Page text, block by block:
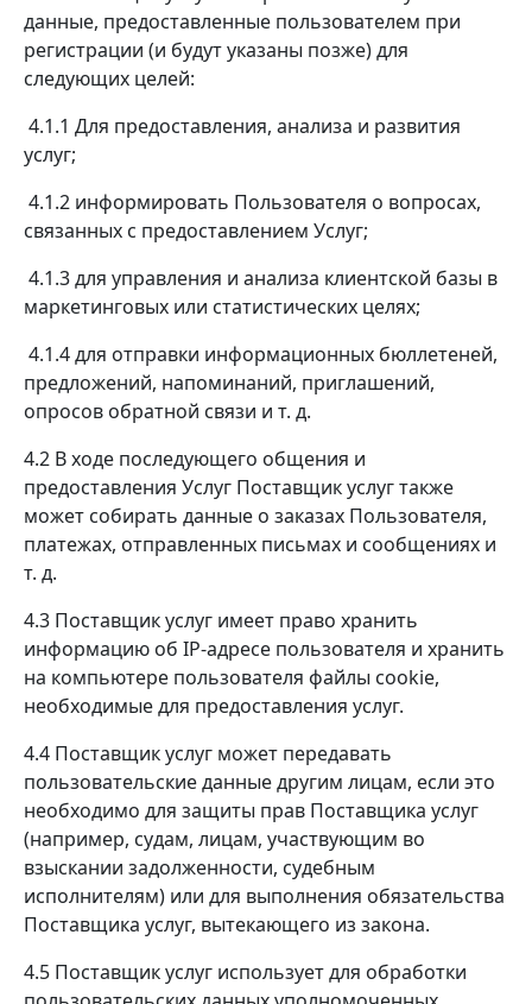
данные, предоставленные пользователем при
регистрации (и будут указаны позже) для
следующих целей:
4.1.1 Для предоставления, анализа и развития
услуг;
4.1.2 информировать Пользователя о вопросах,
связанных с предоставлением Услуг;
4.1.3 для управления и анализа клиентской базы в
маркетинговых или статистических целях;
4.1.4 для отправки информационных бюллетеней,
предложений, напоминаний, приглашений,
опросов обратной связи и т. д.
4.2 В ходе последующего общения и
предоставления Услуг Поставщик услуг также
может собирать данные о заказах Пользователя,
платежах, отправленных письмах и сообщениях и
т. д.
4.3 Поставщик услуг имеет право хранить
информацию об IP-адресе пользователя и хранить
на компьютере пользователя файлы cookie,
необходимые для предоставления услуг.
4.4 Поставщик услуг может передавать
пользовательские данные другим лицам, если это
необходимо для защиты прав Поставщика услуг
(например, судам, лицам, участвующим во
взыскании задолженности, судебным
исполнителям) или для выполнения обязательства
Поставщика услуг, вытекающего из закона.
4.5 Поставщик услуг использует для обработки